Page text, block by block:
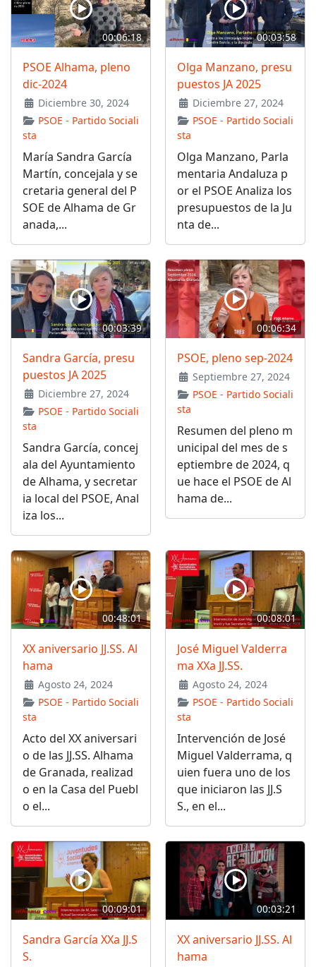
00:06:18
PSOE Alhama, pleno
dic-2024
Diciembre 30, 2024
PSOE - Partido Sociali
sta
María Sandra García
Martín, concejala y se
cretaria general del P
SOE de Alhama de Gr
anada,...
00:03:58
Olga Manzano, presu
puestos JA 2025
Diciembre 27, 2024
PSOE - Partido Sociali
sta
Olga Manzano, Parla
mentaria Andaluza p
or el PSOE Analiza los
presupuestos de la Ju
nta de...
00:03:39
Sandra García, presu
puestos JA 2025
Diciembre 27, 2024
PSOE - Partido Sociali
sta
Sandra García, concej
ala del Ayuntamiento
de Alhama, y secretar
ia local del PSOE, Anal
iza los...
00:06:34
PSOE, pleno sep-2024
Septiembre 27, 2024
PSOE - Partido Sociali
sta
Resumen del pleno m
unicipal del mes de s
eptiembre de 2024, q
ue hace el PSOE de Al
hama de...
00:48:01
XX aniversario JJ.SS. Al
hama
Agosto 24, 2024
PSOE - Partido Sociali
sta
Acto del XX aniversari
o de las JJ.SS. Alhama
de Granada, realizad
o en la Casa del Puebl
o el...
00:08:01
José Miguel Valderra
ma XXa JJ.SS.
Agosto 24, 2024
PSOE - Partido Sociali
sta
Intervención de José
Miguel Valderrama, q
uien fuera uno de los
que iniciaron las JJ.S
S., en el...
00:09:01
Sandra García XXa JJ.S
S.
00:03:21
XX aniversario JJ.SS. Al
hama